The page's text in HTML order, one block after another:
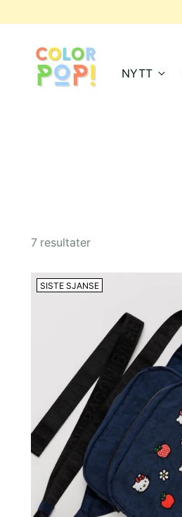
NYTT
7 resultater
SISTE SJANSE